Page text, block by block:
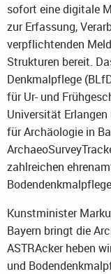
sofort eine digitale
zur Erfassung,
verpflichtenden
Strukturen bereit.
Denkmalpflege
für Ur- und
Universität
für Archäologie in
zahlreichen
Kunstminister
Bayern bringt die
ASTRAcker heben
und